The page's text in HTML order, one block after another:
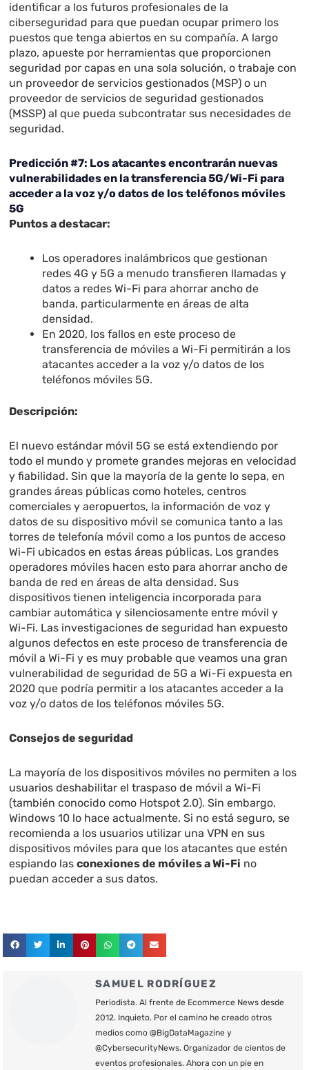
identificar a los futuros profesionales de la
ciberseguridad para que puedan ocupar primero los
puestos que tenga abiertos en su compañía. A largo
plazo, apueste por herramientas que proporcionen
seguridad por capas en una sola solución, o trabaje con
un proveedor de servicios gestionados (MSP) o un
proveedor de servicios de seguridad gestionados
(MSSP) al que pueda subcontratar sus necesidades de
seguridad.
Predicción #7: Los atacantes encontrarán nuevas
vulnerabilidades en la transferencia 5G/Wi-Fi para
acceder a la voz y/o datos de los teléfonos móviles
5G
Puntos a destacar:
Los operadores inalámbricos que gestionan
redes 4G y 5G a menudo transfieren llamadas y
datos a redes Wi-Fi para ahorrar ancho de
banda, particularmente en áreas de alta
densidad.
En 2020, los fallos en este proceso de
transferencia de móviles a Wi-Fi permitirán a los
atacantes acceder a la voz y/o datos de los
teléfonos móviles 5G.
Descripción:
El nuevo estándar móvil 5G se está extendiendo por
todo el mundo y promete grandes mejoras en velocidad
y fiabilidad. Sin que la mayoría de la gente lo sepa, en
grandes áreas públicas como hoteles, centros
comerciales y aeropuertos, la información de voz y
datos de su dispositivo móvil se comunica tanto a las
torres de telefonía móvil como a los puntos de acceso
Wi-Fi ubicados en estas áreas públicas. Los grandes
operadores móviles hacen esto para ahorrar ancho de
banda de red en áreas de alta densidad. Sus
dispositivos tienen inteligencia incorporada para
cambiar automática y silenciosamente entre móvil y
Wi-Fi. Las investigaciones de seguridad han expuesto
algunos defectos en este proceso de transferencia de
móvil a Wi-Fi y es muy probable que veamos una gran
vulnerabilidad de seguridad de 5G a Wi-Fi expuesta en
2020 que podría permitir a los atacantes acceder a la
voz y/o datos de los teléfonos móviles 5G.
Consejos de seguridad
La mayoría de los dispositivos móviles no permiten a los
usuarios deshabilitar el traspaso de móvil a Wi-Fi
(también conocido como Hotspot 2.0). Sin embargo,
Windows 10 lo hace actualmente. Si no está seguro, se
recomienda a los usuarios utilizar una VPN en sus
dispositivos móviles para que los atacantes que estén
espiando lasconexiones de móviles a Wi-Fi no
puedan acceder a sus datos.
SAMUEL RODRÍGUEZ
Periodista. Al frente de Ecommerce News desde
2012. Inquieto. Por el camino he creado otros
medios como @BigDataMagazine y
@CybersecurityNews. Organizador de cientos de
eventos profesionales. Ahora con un pie en